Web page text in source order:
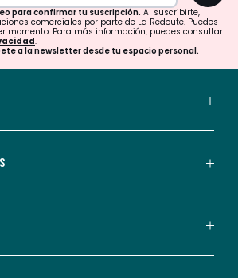
para
confirmar
tu
suscripción.
aceptas
comerciales
personalizadas
parte
para confirmar tu suscripción. Al suscribirte,
comerciales por parte de La Redoute. Puedes
momento. Para más información, puedes consultar
.
a la newsletter desde tu espacio personal.